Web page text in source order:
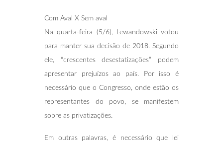
Com Aval X Sem aval
Na quarta-feira (5/6), Lewandowski votou
para manter sua decisão de 2018. Segundo
ele, “crescentes desestatizações” podem
apresentar prejuízos ao país. Por isso é
necessário que o Congresso, onde estão os
representantes do povo, se manifestem
sobre as privatizações.
Em outras palavras, é necessário que lei